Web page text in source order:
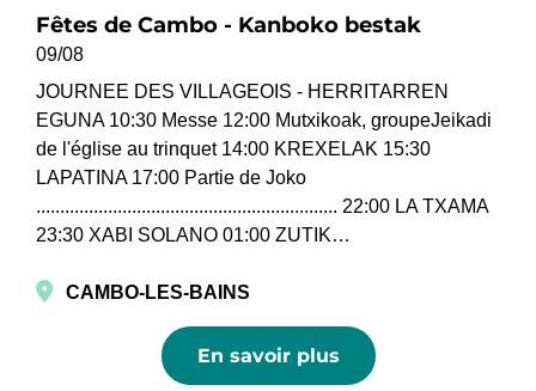
Fêtes de Cambo - Kanboko bestak
09/08
JOURNEE DES VILLAGEOIS - HERRITARREN
EGUNA 10:30 Messe 12:00 Mutxikoak, groupeJeikadi
de l'église au trinquet 14:00 KREXELAK 15:30
LAPATINA 17:00 Partie de Joko
............................................................... 22:00 LA TXAMA
23:30 XABI SOLANO 01:00 ZUTIK…
CAMBO-LES-BAINS
En savoir plus